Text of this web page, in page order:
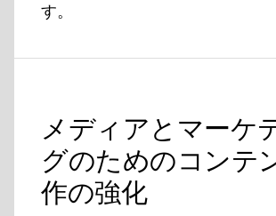
す。
メディアとマーケ
グのためのコンテ
作の強化